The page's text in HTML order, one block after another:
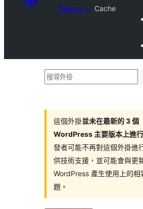
Directory
Cache
搜
這個外掛並未在最新的 3 個
WordPress 主要版本上進
發者可能不再對這個外掛進
供技術支援，並可能會與更
WordPress 產生使用上的相
題。